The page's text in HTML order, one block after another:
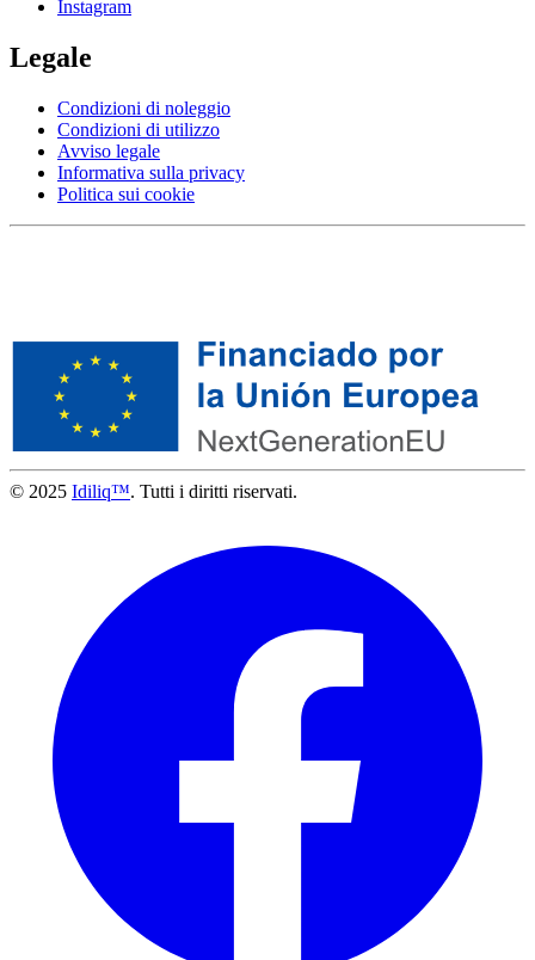
Instagram
Legale
Condizioni di noleggio
Condizioni di utilizzo
Avviso legale
Informativa sulla privacy
Politica sui cookie
© 2025 Idiliq™. Tutti i diritti riservati.